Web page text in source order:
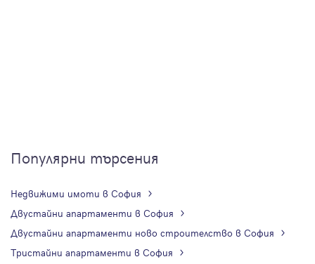
Популярни търсения
Недвижими имоти в София
Двустайни апартаменти в София
Двустайни апартаменти ново строителство в София
Тристайни апартаменти в София